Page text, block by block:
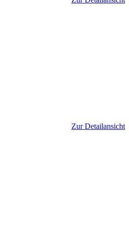
Zur Detailansicht